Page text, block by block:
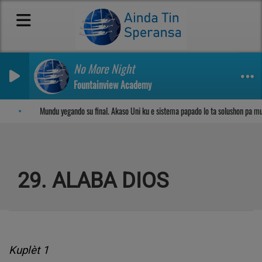
No More Night
Fountainview Academy
Mundu yegando su final. Akaso Uni ku e sistema papado lo ta solushon pa
29. ALABA DIOS
Kuplèt 1